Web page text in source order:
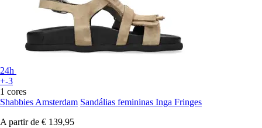
24h
+-3
1 cores
Shabbies Amsterdam Sandálias femininas Inga Fringes
A partir de € 139,95